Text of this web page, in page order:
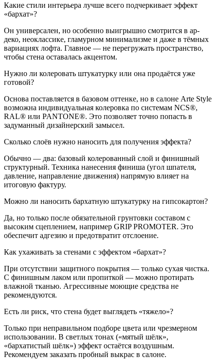
Какие стили интерьера лучше всего подчеркивает эффект
«бархат»?
Он универсален, но особенно выигрышно смотрится в ар-
деко, неоклассике, гламурном минимализме и даже в тёмных
вариациях лофта. Главное — не перегружать пространство,
чтобы стена оставалась акцентом.
Нужно ли колеровать штукатурку или она продаётся уже
готовой?
Основа поставляется в базовом оттенке, но в салоне Arte Style
возможна индивидуальная колеровка по системам NCS®,
RAL® или PANTONE®. Это позволяет точно попасть в
задуманный дизайнерский замысел.
Сколько слоёв нужно наносить для получения эффекта?
Обычно — два: базовый колерованный слой и финишный
структурный. Техника нанесения финиша (угол шпателя,
давление, направление движения) напрямую влияет на
итоговую фактуру.
Можно ли наносить бархатную штукатурку на гипсокартон?
Да, но только после обязательной грунтовки составом с
высоким сцеплением, например GRIP PROMOTER. Это
обеспечит адгезию и предотвратит отслоение.
Как ухаживать за стенами с эффектом «бархат»?
При отсутствии защитного покрытия — только сухая чистка.
С финишным лаком или пропиткой — можно протирать
влажной тканью. Агрессивные моющие средства не
рекомендуются.
Есть ли риск, что стена будет выглядеть «тяжело»?
Только при неправильном подборе цвета или чрезмерном
использовании. В светлых тонах («мятый шёлк»,
«бархатистый шёлк») эффект остаётся воздушным.
Рекомендуем заказать пробный выкрас в салоне.